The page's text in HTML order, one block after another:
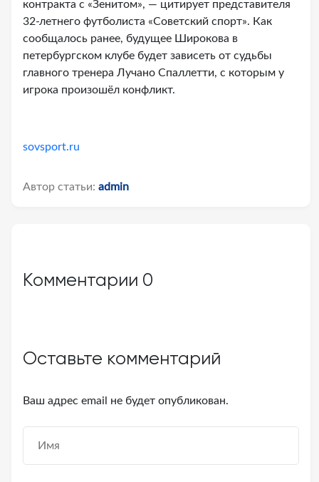
контракта с «Зенитом», — цитирует представителя
32-летнего футболиста «Советский спорт». Как
сообщалось ранее, будущее Широкова в
петербургском клубе будет зависеть от судьбы
главного тренера Лучано Спаллетти, с которым у
игрока произошёл конфликт.
sovsport.ru
Автор статьи: admin
Комментарии 0
Оставьте комментарий
Ваш адрес email не будет опубликован.